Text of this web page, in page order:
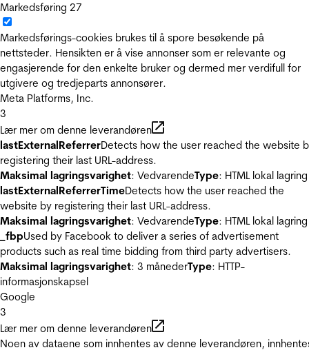
Markedsføring 27
Markedsførings-cookies brukes til å spore besøkende på
nettsteder. Hensikten er å vise annonser som er relevante og
engasjerende for den enkelte bruker og dermed mer verdifull for
utgivere og tredjeparts annonsører.
Meta Platforms, Inc.
3
Lær mer om denne leverandøren
lastExternalReferrerDetects how the user reached the website
registering their last URL-address.
Maksimal lagringsvarighet: VedvarendeType: HTML lokal lagring
lastExternalReferrerTimeDetects how the user reached the
website by registering their last URL-address.
Maksimal lagringsvarighet: VedvarendeType: HTML lokal lagring
_fbpUsed by Facebook to deliver a series of advertisement
products such as real time bidding from third party advertisers.
Maksimal lagringsvarighet: 3 månederType: HTTP-
informasjonskapsel
Google
3
Lær mer om denne leverandøren
Noen av dataene som innhentes av denne leverandøren,